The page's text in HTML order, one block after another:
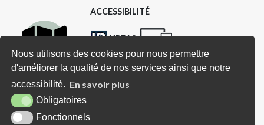
Nous utilisons des cookies pour nous permettre
d'améliorer la qualité de nos services ainsi que notre
accessibilité. En savoir plus
Obligatoires
Fonctionnels
Carte
interactive
ACCESSIBILITÉ
KREA3
Horaires d'ouverture